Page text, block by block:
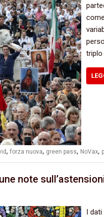
triplo
, forza nuova, green pass, NoVax,
note
I dati